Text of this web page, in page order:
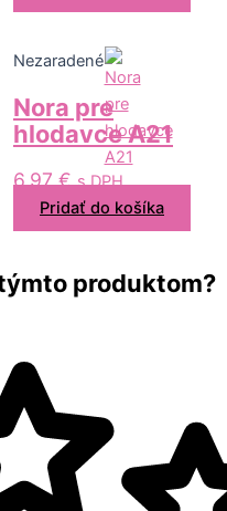
Nezaradené
Nora pre
hlodavce A21
6,97€ s DPH
Pridať do košíka
produktom?